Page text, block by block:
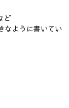
ど
なように書いてい